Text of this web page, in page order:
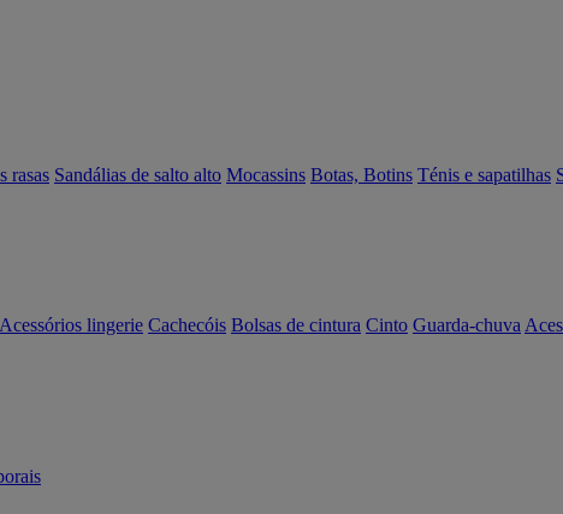
rasas Sandálias de salto alto Mocassins Botas, Botins Ténis e sapatilhas
Acessórios lingerie Cachecóis Bolsas de cintura Cinto Guarda-chuva